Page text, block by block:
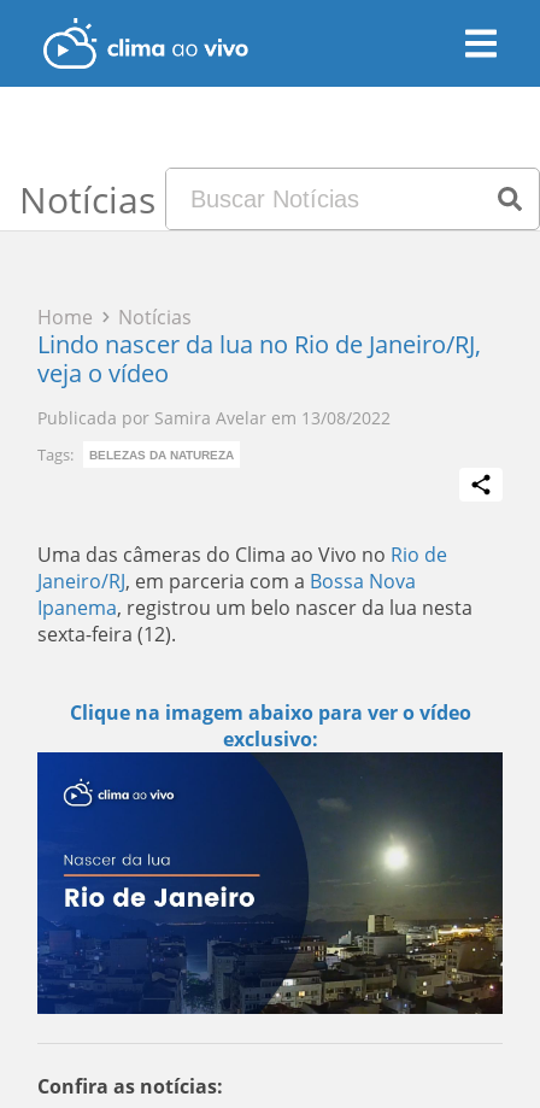
Notícias
Home Notícias
Lindo nascer da lua no Rio de Janeiro/RJ,
veja o vídeo
Publicada por Samira Avelar em 13/08/2022
Tags: BELEZAS DA NATUREZA
Uma das câmeras do Clima ao Vivo no Rio de
Janeiro/RJ, em parceria com a Bossa Nova
Ipanema, registrou um belo nascer da lua nesta
sexta-feira (12).
Clique na imagem abaixo para ver o vídeo
exclusivo:
Confira as notícias: